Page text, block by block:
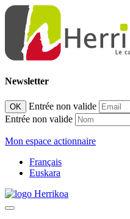
Newsletter
OK
Entrée non valide
Entrée non valide
Mon espace actionnaire
Français
Euskara